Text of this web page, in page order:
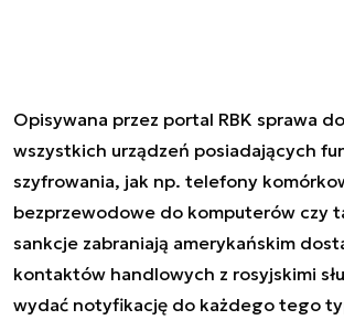
Opisywana przez portal RBK sprawa
wszystkich urządzeń posiadających
szyfrowania, jak np. telefony
bezprzewodowe do komputerów czy
sankcje zabraniają amerykańskim
kontaktów handlowych z rosyjskimi
wydać notyfikację do każdego tego